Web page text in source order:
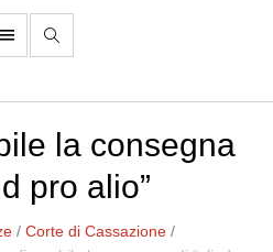
la consegna
pro alio”
/Corte di Cassazione /